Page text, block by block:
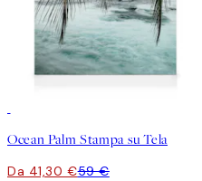
Ocean Palm Stampa su Tela
Da 41,30 €59 €